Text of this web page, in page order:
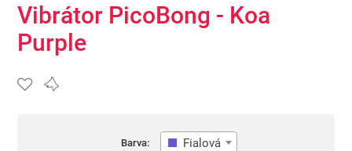
Vibrátor PicoBong - Koa
Purple
Barva: Fialová